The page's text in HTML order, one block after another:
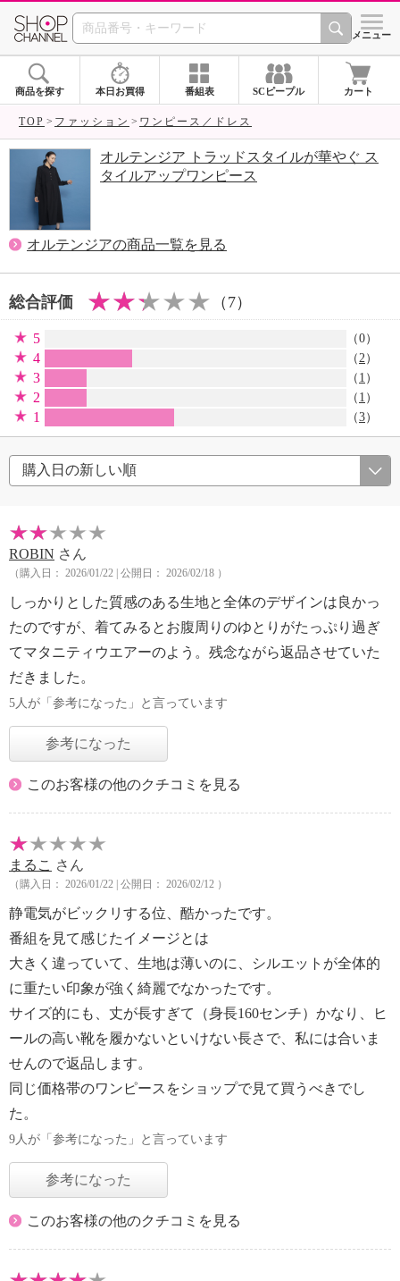
SHOP CHANNEL シメニュー
商品を探す 本日お買得 番組表 SCピープル カート
TOP ファッション ワンピース／ドレス
オルテンジア トラッドスタイルが華やぐ ス
タイルアップワンピース
オルテンジアの商品一覧を見る
総合評価 （7）
5 （0）
4 （2）
3 （ 1 ）
2 （ 1 ）
1 （3）
ROBIN さん
（購入日： 2026/01/22 | 公開日： 2026/02/18 ）
しっかりとした質感のある生地と全体のデザインは良かっ
たのですが、着てみるとお腹周りのゆとりがたっぷり過ぎ
てマタニティウエアーのよう。残念ながら返品させていた
だきました。
5人が「参考になった」と言っています
参考になった
このお客様の他のクチコミを見る
まるこ さん
（購入日： 2026/01/22 | 公開日： 2026/02/12 ）
静電気がビックリする位、酷かったです。
番組を見て感じたイメージとは
大きく違っていて、生地は薄いのに、シルエットが全体的
に重たい印象が強く綺麗でなかったです。
サイズ的にも、丈が長すぎて（身長160センチ）かなり、ヒ
ールの高い靴を履かないといけない長さで、私には合いま
せんので返品します。
同じ価格帯のワンピースをショップで見て買うべきでし
た。
9人が「参考になった」と言っています
参考になった
このお客様の他のクチコミを見る